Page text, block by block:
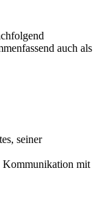
auch als
seiner
Kommunikation mit